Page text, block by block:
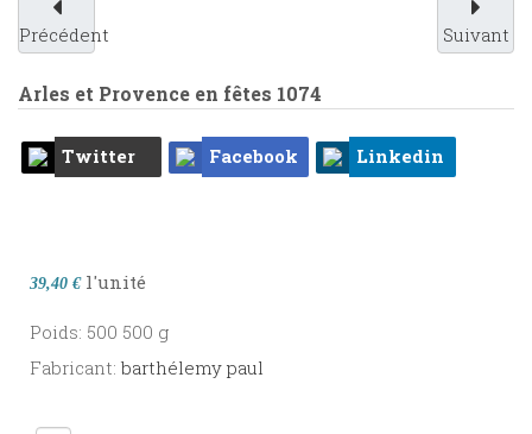
Précédent Suivant
Arles et Provence en fêtes 1074
Twitter Facebook Linkedin
39,40 € l'unité
Poids: 500 500 g
Fabricant: barthélemy paul